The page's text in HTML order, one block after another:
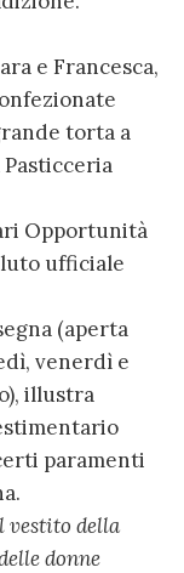
e Francesca,
torta a
Opportunità
ufficiale
(aperta
venerdì e
illustra
paramenti
vestito della
donne